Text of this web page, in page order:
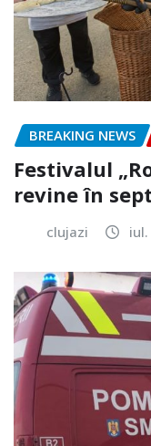
BREAKING NEWS
Festivalul
revine în
clujazi